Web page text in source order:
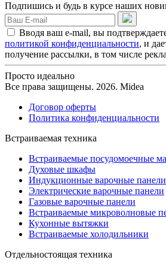
Подпишись и будь в курсе наших
Вводя ваш e-mail, вы
политикой конфиденциальности, и
получение рассылки, в том числе
Просто идеально
Все права защищены. 2026. Midea
Договор оферты
Политика конфиденциальности
Встраиваемая техника
Встраиваемые посудомоечные
Духовые шкафы
Индукционные варочные панели
Электрические варочные панели
Газовые варочные панели
Встраиваемые микроволновые
Кухонные вытяжки
Встраиваемые холодильники
Отдельностоящая техника